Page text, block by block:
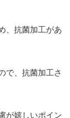
、抗菌加工があ
で、抗菌加工さ
が嬉しいポイン